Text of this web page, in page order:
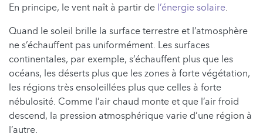
En principe, le vent naît à partir de l’énergie solaire.
Quand le soleil brille la surface terrestre et l’atmosphère
ne s’échauffent pas uniformément. Les surfaces
continentales, par exemple, s’échauffent plus que les
océans, les déserts plus que les zones à forte végétation,
les régions très ensoleillées plus que celles à forte
nébulosité. Comme l’air chaud monte et que l’air froid
descend, la pression atmosphérique varie d’une région à
l’autre.